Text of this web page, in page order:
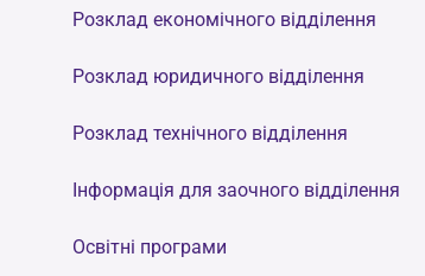
Розклад економічного відділення
Розклад юридичного відділення
Розклад технічного відділення
Інформація для заочного відділення
Освітні програми